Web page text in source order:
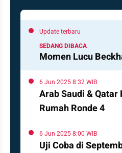
Update terbaru
SEDANG DIBACA
Momen Lucu
6 Jun 2025 8:32 WIB
Arab Saudi & Qatar
Rumah Ronde 4
6 Jun 2025 8:00 WIB
Uji Coba di